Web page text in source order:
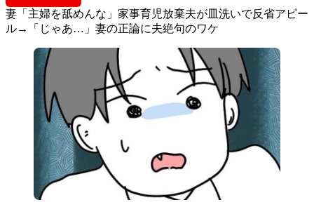
妻「主婦を舐めんな」家事育児放棄夫が皿洗いで反省アピー
ル→「じゃあ…」妻の正論に夫絶句のワケ